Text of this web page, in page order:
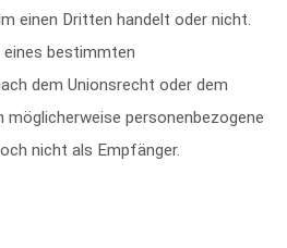
einen Dritten handelt oder nicht.
eines bestimmten
dem Unionsrecht oder dem
personenbezogene
nicht als Empfänger.